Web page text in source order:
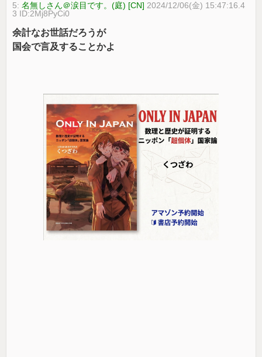
5:名無しさん＠涙目です。(庭) [CN] 2024/12/06(金) 15:47:16.4
3 ID:2Mj8PyCi0
余計なお世話だろうが
国会で言及することかよ